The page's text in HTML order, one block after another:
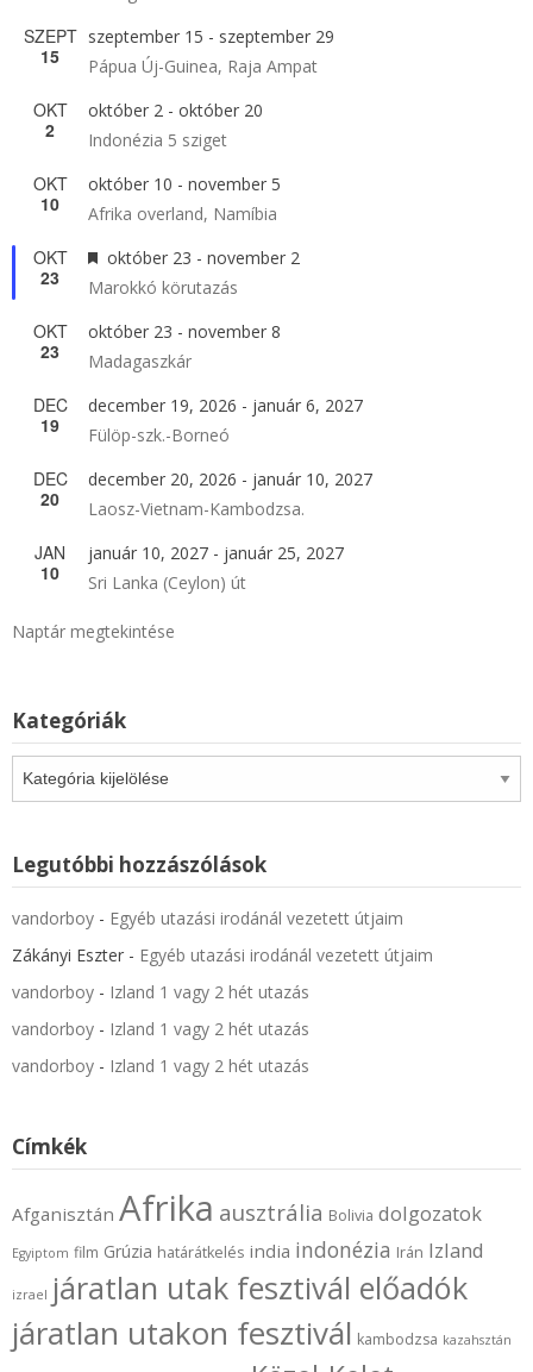
SZEPT
15
szeptember 15 - szeptember 29
Pápua Új-Guinea, Raja Ampat
OKT
2
október 2 - október 20
Indonézia 5 sziget
OKT
10
október 10 - november 5
Afrika overland, Namíbia
OKT
23
Kiemelt
október 23 - november 2
Marokkó körutazás
OKT
23
október 23 - november 8
Madagaszkár
DEC
19
december 19, 2026 - január 6, 2027
Fülöp-szk.-Borneó
DEC
20
december 20, 2026 - január 10, 2027
Laosz-Vietnam-Kambodzsa.
JAN
10
január 10, 2027 - január 25, 2027
Sri Lanka (Ceylon) út
Naptár megtekintése
Kategóriák
Legutóbbi hozzászólások
vandorboy - Egyéb utazási irodánál vezetett útjaim
Zákányi Eszter - Egyéb utazási irodánál vezetett útjaim
vandorboy - Izland 1 vagy 2 hét utazás
vandorboy - Izland 1 vagy 2 hét utazás
vandorboy - Izland 1 vagy 2 hét utazás
Címkék
Afganisztán Afrika ausztrália Bolivia dolgozatok
Egyiptom film Grúzia határátkelés india indonézia Irán Izland
izrael járatlan utak fesztivál előadók
járatlan utakon fesztivál kambodzsa kazahsztán